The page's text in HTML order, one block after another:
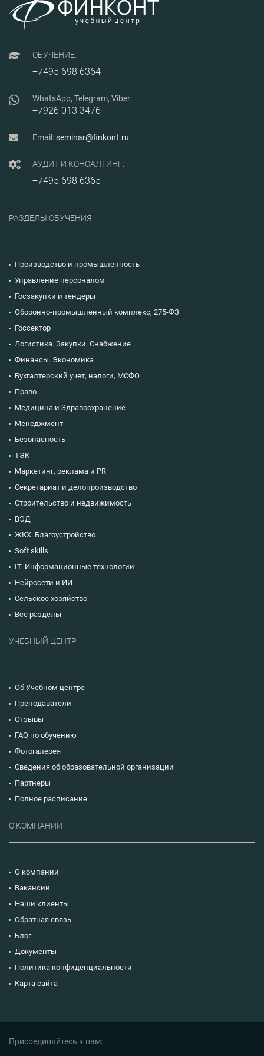
ОБУЧЕНИЕ:
+7495 698 6364
WhatsApp, Telegram, Viber:
+7926 013 3476
Email:seminar@finkont.ru
АУДИТ И КОНСАЛТИНГ:
+7495 698 6365
РАЗДЕЛЫ ОБУЧЕНИЯ
Производство и промышленность
Управление персоналом
Госзакупки и тендеры
Оборонно-промышленный комплекс, 275-ФЗ
Госсектор
Логистика. Закупки. Снабжение
Финансы. Экономика
Бухгалтерский учет, налоги, МСФО
Право
Медицина и Здравоохранение
Менеджмент
Безопасность
ТЭК
Маркетинг, реклама и PR
Секретариат и делопроизводство
Строительство и недвижимость
ВЭД
ЖКХ. Благоустройство
Soft skills
IT. Информационные технологии
Нейросети и ИИ
Сельское хозяйство
Все разделы
УЧЕБНЫЙ ЦЕНТР
Об Учебном центре
Преподаватели
Отзывы
FAQ по обучению
Фотогалерея
Сведения об образовательной организации
Партнеры
Полное расписание
О КОМПАНИИ
О компании
Вакансии
Наши клиенты
Обратная связь
Блог
Документы
Политика конфиденциальности
Карта сайта
Присоединяйтесь к нам: